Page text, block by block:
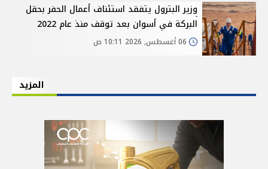
وزير البترول يتفقد استئناف أعمال الحفر بحقل
البركة في أسوان بعد توقف منذ عام 2022
المزيد